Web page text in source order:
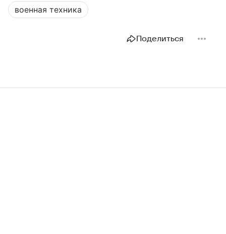
военная техника
Поделиться